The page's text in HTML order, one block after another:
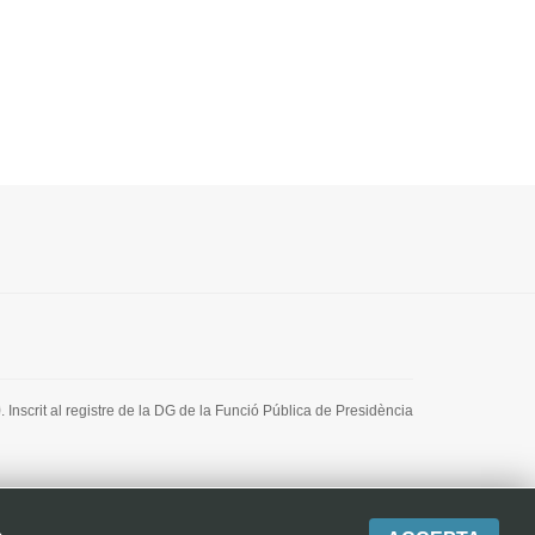
al registre de la DG de la Funció Pública de Presidència